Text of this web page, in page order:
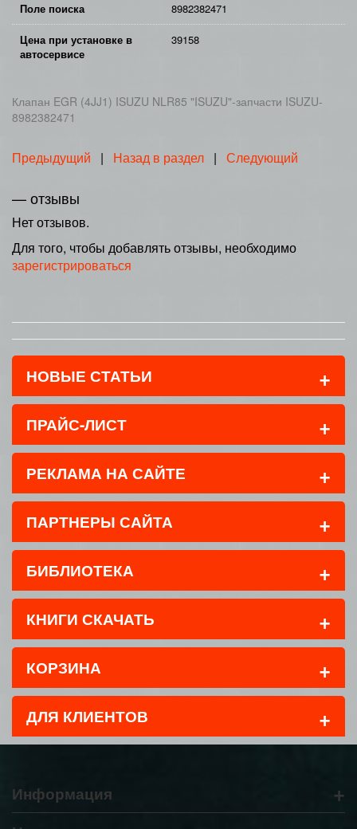
Поле поиска 8982382471
Цена при установке в
автосервисе
39158
Клапан EGR (4JJ1) ISUZU NLR85 "ISUZU"-запчасти ISUZU-
8982382471
Предыдущий | Назад в раздел | Следующий
— отзывы
Нет отзывов.
Для того, чтобы добавлять отзывы, необходимо
зарегистрироваться
НОВЫЕ СТАТЬИ +
ПРАЙС-ЛИСТ +
РЕКЛАМА НА САЙТЕ +
ПАРТНЕРЫ САЙТА +
БИБЛИОТЕКА +
КНИГИ СКАЧАТЬ +
КОРЗИНА +
ДЛЯ КЛИЕНТОВ +
Информация +